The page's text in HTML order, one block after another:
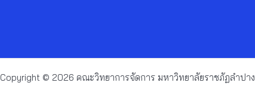
Copyright © 2026 คณะวิทยาการจัดการ มหาวิทยาลัยราชภัฏลำปาง